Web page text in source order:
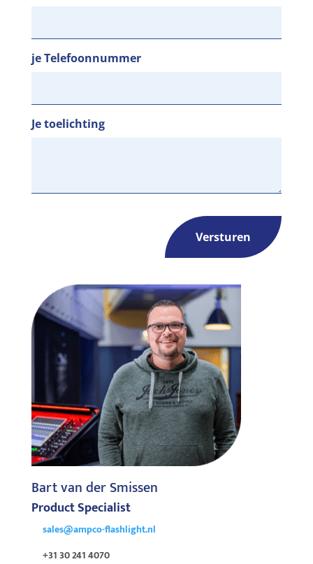
je Telefoonnummer
Je toelichting
Bart van der Smissen
Product Specialist
sales@ampco-flashlight.nl
+31 30 241 4070